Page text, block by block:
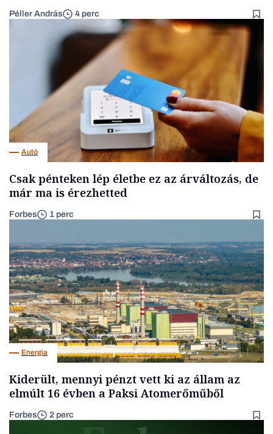
Péller András 4 perc
Autó
Csak pénteken lép életbe ez az árváltozás, de
már ma is érezhetted
Forbes 1 perc
Energia
Kiderült, mennyi pénzt vett ki az állam az
elmúlt 16 évben a Paksi Atomerőműből
Forbes 2 perc